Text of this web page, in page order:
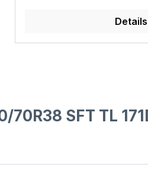
Details
SFT TL